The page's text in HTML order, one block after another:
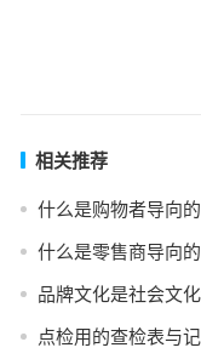
相关推荐
什么是购物者导向
什么是零售商导向
品牌文化是社会文
点检用的查检表与